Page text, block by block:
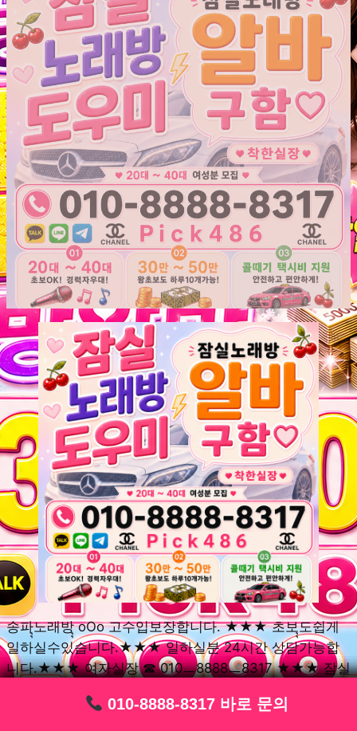
010-8888-8317 바로 문의
010-8888-8317 바로 문의
010-8888-8317 바로 문의
010-8888-8317 바로 문의
010-8888-8317 바로 문의
010-8888-8317 바로 문의
송파ุุ노래방ุุ oOo 고수입보장합니다. ★★★ 초보ุุ도쉽게
일하실수있습니다.★★★ 일하실분 24시간 상담가능합
니다.★★★ 여자실장 ☎ 010ㅡ8888ㅡ8317 ★★★ 잠실
요. 여성ㅣุุ알바ุุㅣ여기 신천동ุุ노래방ุุ ◞✿ 풍납동ุุ노래방ุุ
010-8888-8317 바로 문의
010-8888-8317 바로 문의
010-8888-8317 바로 문의